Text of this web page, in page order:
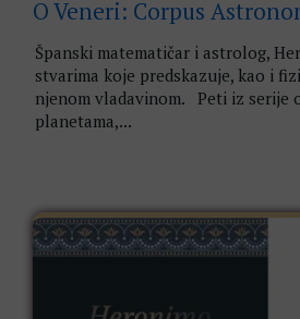
O Veneri: Corpus
Španski matematičar i astrolog,
stvarima koje predskazuje, kao i
njenom vladavinom. Peti iz serije
planetama,...